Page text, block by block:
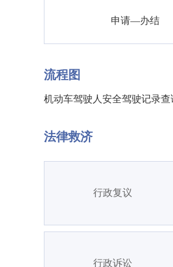
申请—办结
流程图
机动车驾驶人安全驾驶记录查
法律救济
行政复议
行政诉讼